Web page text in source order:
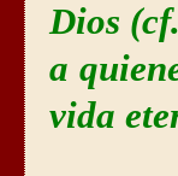
Dios
a
vida